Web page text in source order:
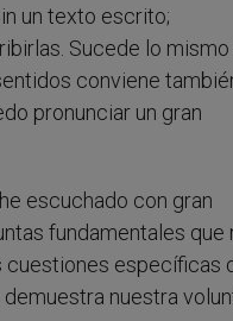
un texto escrito;
Sucede lo mismo
conviene
pronunciar un gran
escuchado con gran
fundamentales que
cuestiones específicas
nuestra